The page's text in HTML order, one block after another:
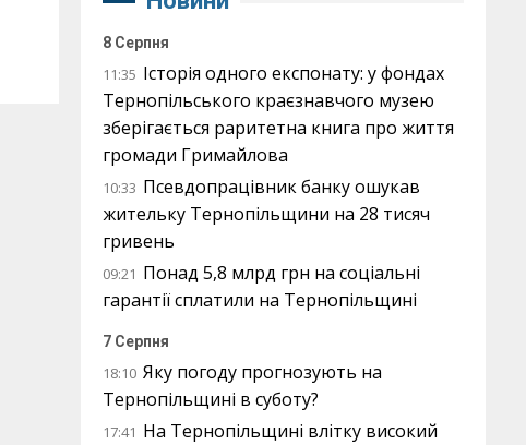
8 Серпня
11:35 Історія одного експонату: у фондах
Тернопільського краєзнавчого музею
зберігається раритетна книга про життя
громади Гримайлова
10:33 Псевдопрацівник банку ошукав
жительку Тернопільщини на 28 тисяч
гривень
09:21 Понад 5,8 млрд грн на соціальні
гарантії сплатили на Тернопільщині
7 Серпня
18:10 Яку погоду прогнозують на
Тернопільщині в суботу?
17:41 На Тернопільщині влітку високий